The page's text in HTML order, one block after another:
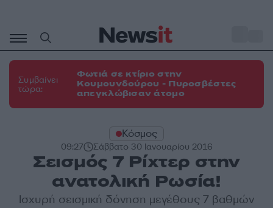
περιεχόμενο
Συμβαίνει
τώρα:
Φωτιά σε κτίριο στην
Κουμουνδούρου - Πυροσβέστες
απεγκλώβισαν άτομο
Κόσμος
09:27 Σάββατο 30 Ιανουαρίου 2016
Σεισμός 7 Ρίχτερ στην
ανατολική Ρωσία!
Ισχυρή σεισμική δόνηση μεγέθους 7 βαθμών